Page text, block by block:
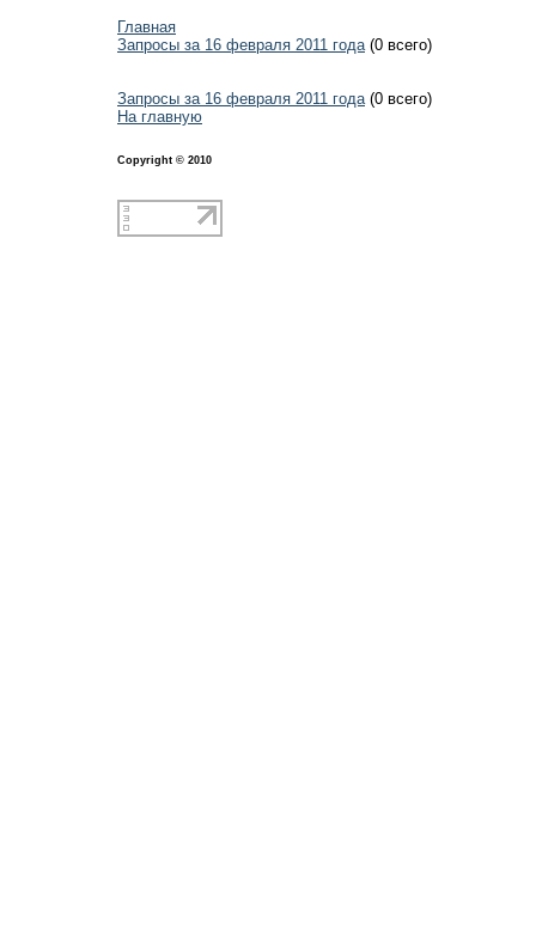
Главная
Запросы за 16 февраля 2011 года(0 всего)
Запросы за 16 февраля 2011 года(0 всего)
На главную
Copyright © 2010